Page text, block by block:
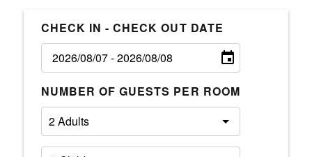
CHECK IN - CHECK OUT DATE
NUMBER OF GUESTS PER ROOM